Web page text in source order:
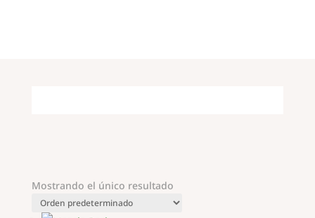
Mostrando el único resultado